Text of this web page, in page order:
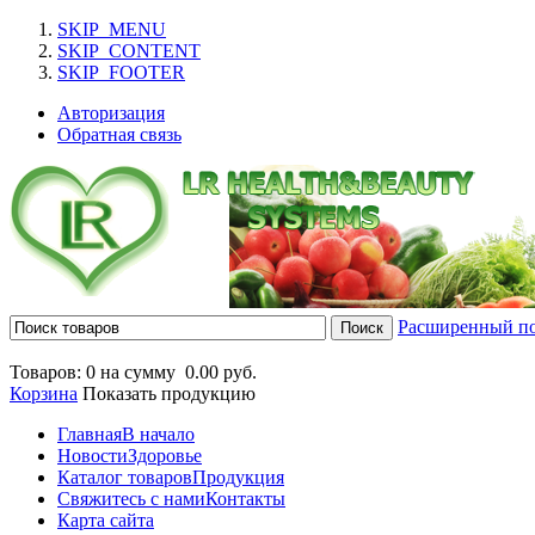
SKIP_MENU
SKIP_CONTENT
SKIP_FOOTER
Авторизация
Обратная связь
Расширенный
Товаров: 0 на сумму 0.00 руб.
Корзина Показать продукцию
ГлавнаяВ начало
НовостиЗдоровье
Каталог товаровПродукция
Свяжитесь с намиКонтакты
Карта сайта